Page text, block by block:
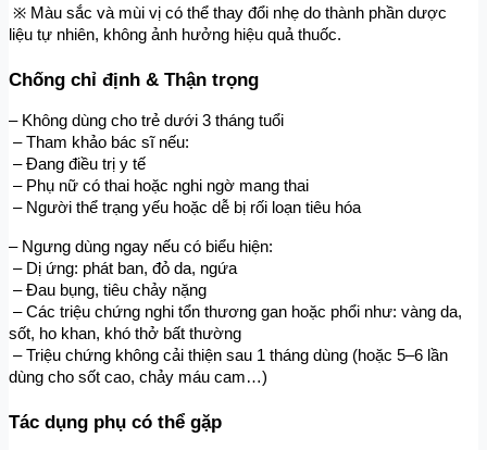
liệu tự nhiên, không ảnh hưởng hiệu quả thuốc.
Chống chỉ định & Thận trọng
– Không dùng cho trẻ dưới 3 tháng tuổi
– Tham khảo bác sĩ nếu:
– Đang điều trị y tế
– Phụ nữ có thai hoặc nghi ngờ mang thai
– Người thể trạng yếu hoặc dễ bị rối loạn tiêu hóa
– Ngưng dùng ngay nếu có biểu hiện:
– Dị ứng: phát ban, đỏ da, ngứa
– Đau bụng, tiêu chảy nặng
sốt, ho khan, khó thở bất thường
dùng cho sốt cao, chảy máu cam…)
Tác dụng phụ có thể gặp